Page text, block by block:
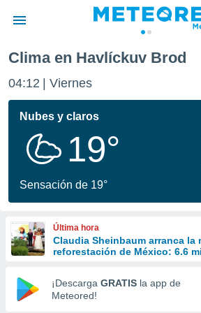
de
ha sido
calidad.
a este
las
y
forma
digital
basada
Clima en Havlíckuv Brod
04:12 Viernes
Nubes y claros
19°
Sensación de 19°
Última hora
Claudia Sheinbaum arranca la
reforestación de México: 6.6
¡Descarga GRATIS la app de
Meteored!